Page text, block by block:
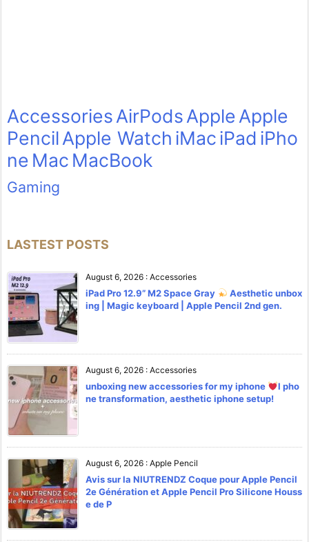
AccessoriesAirPodsAppleApple
PencilApple Watch iMaciPad iPho
ne Mac MacBook
Gaming
LASTEST POSTS
August 6, 2026 : Accessories
iPad Pro 12.9” M2 Space Gray
Aesthetic unbox
ing | Magic keyboard | Apple Pencil 2nd gen.
August 6, 2026 : Accessories
unboxing new accessories for my iphone
l pho
ne transformation, aesthetic iphone setup!
August 6, 2026 : Apple Pencil
Avis sur la NIUTRENDZ Coque pour Apple Pencil
2e Génération et Apple Pencil Pro Silicone Houss
e de P